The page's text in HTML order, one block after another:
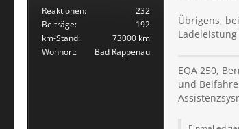
Reaktionen
232
Beiträge
192
km-Stand
73000 km
Wohnort
Bad Rappenau
Übrigens,
EQA 250,
und